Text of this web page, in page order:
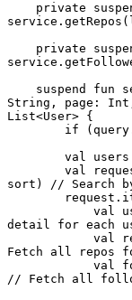
String, page:
List<User> {
if
val
sort) // Search by
detail for each
Fetch all repos
// Fetch all